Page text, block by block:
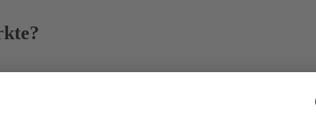
– DUH fordert Verbot für klimaschädliche F-Gase